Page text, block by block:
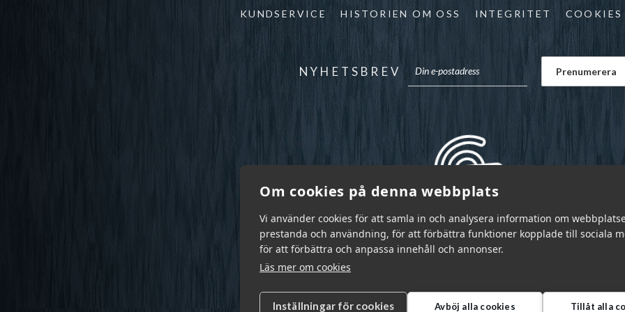
Om cookies på denna webbplats
Vi använder cookies för att samla in och analysera information om
prestanda och användning, för att förbättra funktioner kopplade till sociala
för att förbättra och anpassa innehåll och annonser.
Läs mer om cookies
Inställningar för cookies Avböj alla cookies Tillåt alla
KUNDSERVICE HISTORIEN OM OSS INTEGRITET COOKIES
NYHETSBREV
Garnr Sverige AB © 2026 | info@garnr.se 031 - 92